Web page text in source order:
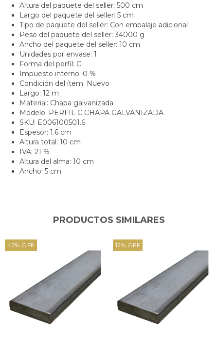
Altura del paquete del seller: 500 cm
Largo del paquete del seller: 5 cm
Tipo de paquete del seller: Con embalaje adicional
Peso del paquete del seller: 34000 g
Ancho del paquete del seller: 10 cm
Unidades por envase: 1
Forma del perfil: C
Impuesto interno: 0 %
Condición del ítem: Nuevo
Largo: 12 m
Material: Chapa galvanizada
Modelo: PERFIL C CHAPA GALVANIZADA
SKU: E006100501.6
Espesor: 1.6 cm
Altura total: 10 cm
IVA: 21 %
Altura del alma: 10 cm
Ancho: 5 cm
PRODUCTOS SIMILARES
42% OFF 12% OFF